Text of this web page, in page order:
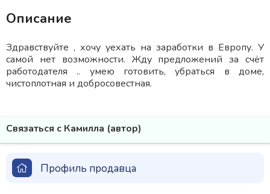
Описание
Здравствуйте , хочу уехать на заработки в Европу. У
самой нет возможности. Жду предложений за счёт
работодателя .. умею готовить, убраться в доме,
чистоплотная и добросовестная.
Связаться с Камилла (автор)
Профиль продавца